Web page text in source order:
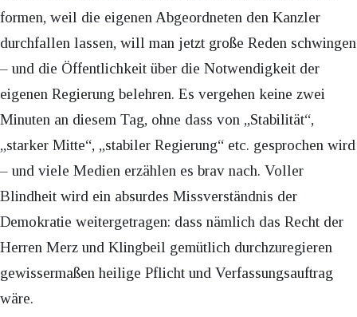
formen, weil die eigenen Abgeordneten den Kanzler
durchfallen lassen, will man jetzt große Reden schwingen
– und die Öffentlichkeit über die Notwendigkeit der
eigenen Regierung belehren. Es vergehen keine zwei
Minuten an diesem Tag, ohne dass von „Stabilität“,
„starker Mitte“, „stabiler Regierung“ etc. gesprochen wird
– und viele Medien erzählen es brav nach. Voller
Blindheit wird ein absurdes Missverständnis der
Demokratie weitergetragen: dass nämlich das Recht der
Herren Merz und Klingbeil gemütlich durchzuregieren
gewissermaßen heilige Pflicht und Verfassungsauftrag
wäre.